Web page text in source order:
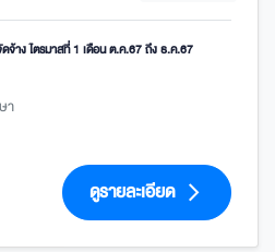
จ้าง ไตรมาสที่ 1 เดือน ต.ค.67 ถึง ธ.ค.67
า
ดูรายละเอียด arrow_forward_ios